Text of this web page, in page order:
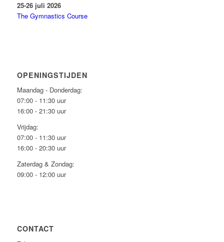
25-26 juli 2026
The Gymnastics Course
OPENINGSTIJDEN
Maandag - Donderdag:
07:00 - 11:30 uur
16:00 - 21:30 uur
Vrijdag:
07:00 - 11:30 uur
16:00 - 20:30 uur
Zaterdag & Zondag:
09:00 - 12:00 uur
CONTACT